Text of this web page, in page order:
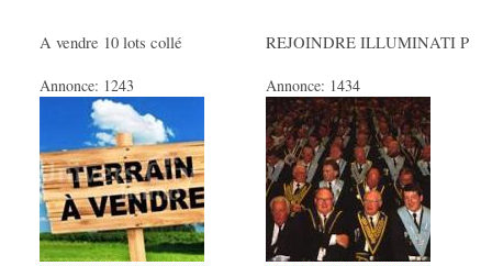
A vendre 10 lots collé
Annonce: 1243
REJOINDRE ILLUMINATI P
Annonce: 1434